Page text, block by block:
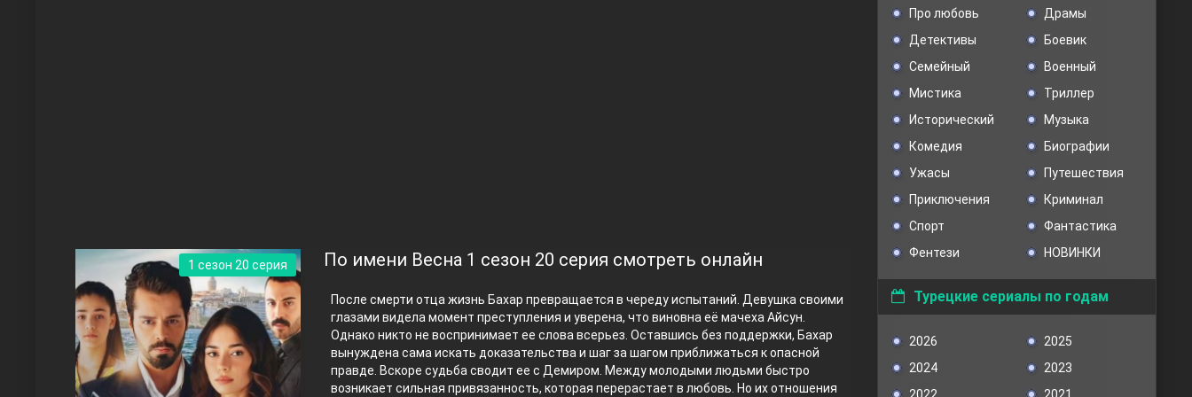
Правосyдие
По имени Весна 1 сезон 20 серия смотреть онлайн
После смерти отца жизнь Бахар превращается в череду испытаний. Девушка своими
глазами видела момент преступления и уверена, что виновна её мачеха Айсун.
Однако никто не воспринимает ее слова всерьез. Оставшись без поддержки, Бахар
вынуждена сама искать доказательства и шаг за шагом приближаться к опасной
правде. Вскоре судьба сводит ее с Демиром. Между молодыми людьми быстро
возникает сильная привязанность, которая перерастает в любовь. Но их отношения
1 сезон 20 серия
Про любовь
Драмы
Детективы
Боевик
Семейный
Военный
Мистика
Триллер
Исторический
Музыка
Комедия
Биографии
Ужасы
Путешествия
Приключения
Криминал
Спорт
Фантастика
Фентези
НОВИНКИ
Турецкие сериалы по годам
2026
2025
2024
2023